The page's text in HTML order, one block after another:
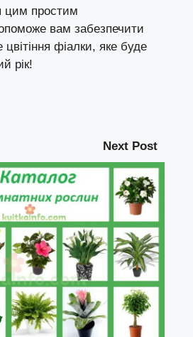
цим простим
вам забезпечити
цвітіння фіалки, яке буде
рік!
Next Post